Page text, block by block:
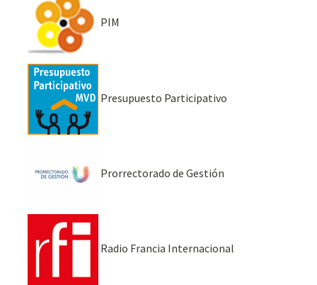
PIM
Presupuesto Participativo
Prorrectorado de Gestión
Radio Francia Internacional